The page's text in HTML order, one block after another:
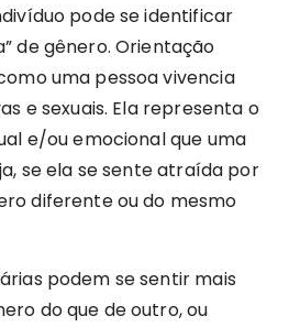
pode se identificar
de gênero. Orientação
uma pessoa vivencia
e sexuais. Ela representa o
e/ou emocional que uma
se ela se sente atraída por
diferente ou do mesmo
podem se sentir mais
do que de outro, ou